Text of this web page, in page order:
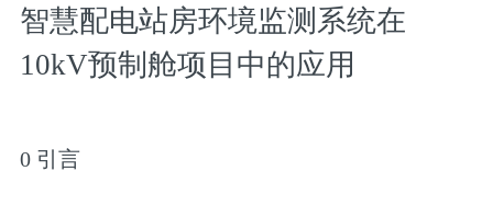
智慧配电站房环境监测系统在
10kV预制舱项目中的应用
0 引言